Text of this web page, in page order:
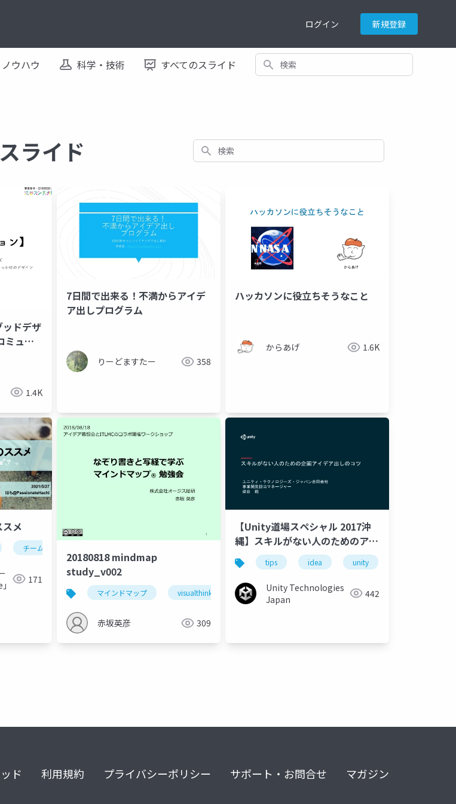
ログイン 新規登録
ノウハウ 科学・技術 すべてのスライド 検索
ライド 検索
ッドデザ
ミュニ
1.4K
7日間で出来る！不満からアイデ
ア出しプログラム
りーどますたー 358
ハッカソンに役立ちそうなこと
からあげ 1.6K
メ
チームビルディング チームビルディングミートアップ
171
20180818 mindmap
study_v002
マインドマップ visualthinking mindmap 思考の可視化
赤坂英彦 309
【Unity道場スペシャル 2017沖
縄】スキルがない人のためのアイ
デア出しのコツ
tips idea unity
Unity Technologies
Japan
442
ド 利用規約 プライバシーポリシー サポート・お問合せ マガジン